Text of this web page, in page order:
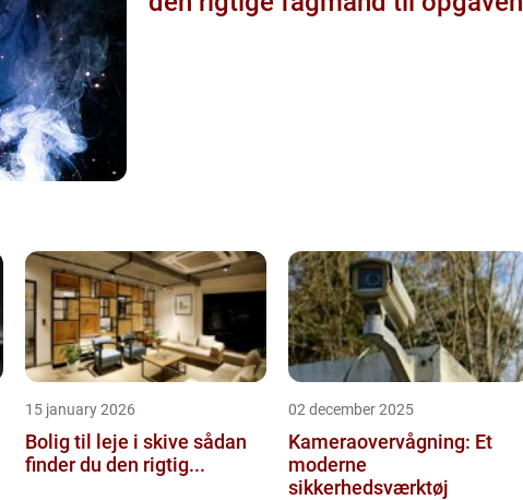
15 january 2026
Bolig til leje i skive sådan
finder du den rigtig...
02 december 2025
Kameraovervågning: Et
moderne
sikkerhedsværktøj